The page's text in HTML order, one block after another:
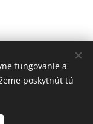
bez súhlasu
(@foteníčko)
fungovanie a
poskytnúť tú